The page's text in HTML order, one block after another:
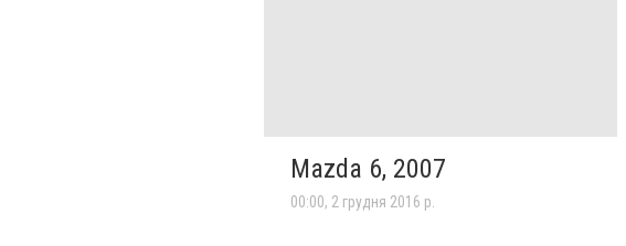
Mazda 6, 2007
00:00, 2 грудня 2016 р.